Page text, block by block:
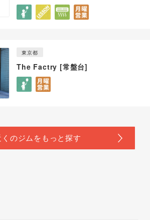
東京都
The Factry [常盤台]